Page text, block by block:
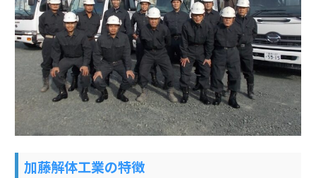
加藤解体工業の特徴